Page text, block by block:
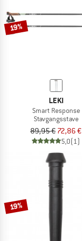
19%
LEKI
Smart Response
Stavgangsstave
89,95 € 72,86 €
5,0(1)
19%